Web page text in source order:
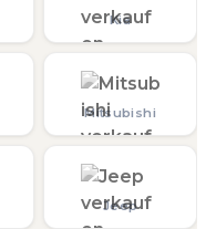
Kia
Mitsubishi
Jeep